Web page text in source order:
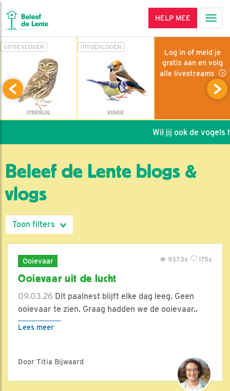
HELP MEE
UITGEVLOGEN
STEENUIL
UITGEVLOGEN
VIJVER
Log in of meld je
gratis aan en volg
alle livestreams
Wil jij ook de vogels
Beleef de Lente blogs &
vlogs
Ooievaar 175x
9373x
Ooievaar uit de lucht
09.03.26 Dit paalnest blijft elke dag leeg. Geen
ooievaar te zien. Graag hadden we de ooievaar..
Lees meer
Door Titia Bijwaard